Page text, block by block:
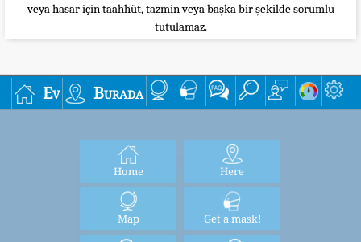
veya hasar için taahhüt, tazmin veya başka bir şekilde sorumlu
tutulamaz.
Ev Burada
Home Here
Map Get a mask!